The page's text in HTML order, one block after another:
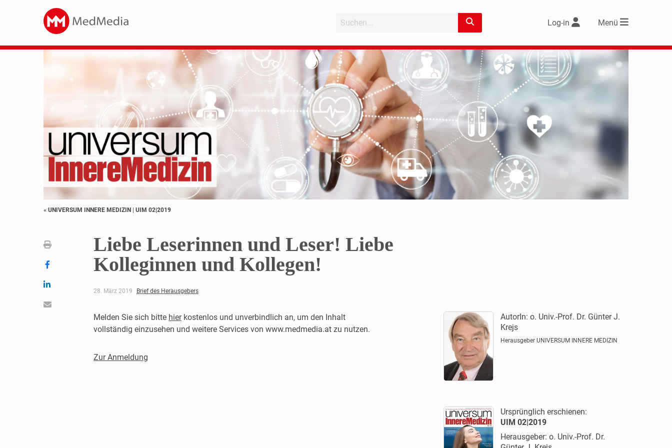
Log-in Menü
« UNIVERSUM INNERE MEDIZIN | UIM 02|2019
Liebe Leserinnen und Leser! Liebe
Kolleginnen und Kollegen!
28. März 2019 Brief des Herausgebers
Melden Sie sich bitte hierkostenlos und unverbindlich an, um den Inhalt
vollständig einzusehen und weitere Services von www.medmedia.at zu nutzen.
Zur Anmeldung
AutorIn: o. Univ.-Prof. Dr. Günter J.
Krejs
Herausgeber UNIVERSUM INNERE MEDIZIN
Ursprünglich erschienen:
UIM 02|2019
Herausgeber: o. Univ.-Prof. Dr.